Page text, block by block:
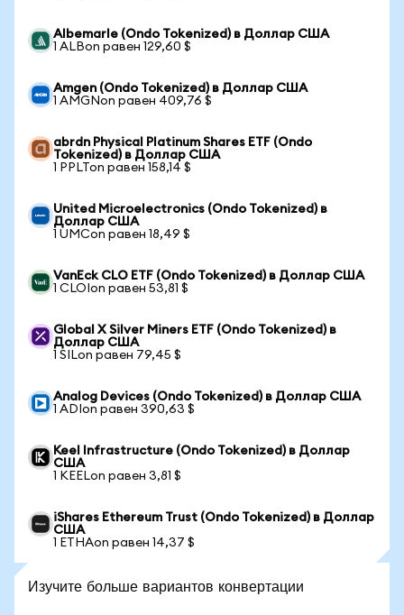
Albemarle (Ondo Tokenized) в Доллар США
1 ALBon равен 129,60 $
Amgen (Ondo Tokenized) в Доллар США
1 AMGNon равен 409,76 $
abrdn Physical Platinum Shares ETF (Ondo
Tokenized) в Доллар США
1 PPLTon равен 158,14 $
United Microelectronics (Ondo Tokenized) в
Доллар США
1 UMCon равен 18,49 $
VanEck CLO ETF (Ondo Tokenized) в Доллар США
1 CLOIon равен 53,81 $
Global X Silver Miners ETF (Ondo Tokenized) в
Доллар США
1 SILon равен 79,45 $
Analog Devices (Ondo Tokenized) в Доллар США
1 ADIon равен 390,63 $
Keel Infrastructure (Ondo Tokenized) в Доллар
США
1 KEELon равен 3,81 $
iShares Ethereum Trust (Ondo Tokenized) в Доллар
США
1 ETHAon равен 14,37 $
Изучите больше вариантов конвертации